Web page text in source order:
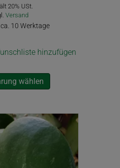
1,90€
bis
15,00€
20% USt.
Versand
10 Werktage
hinzufügen
wählen
Varianten
auf.
Optionen
können